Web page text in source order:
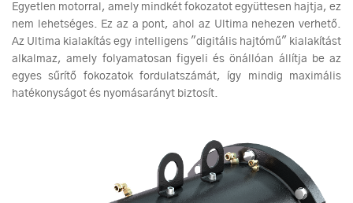
Egyetlen motorral, amely mindkét fokozatot együttesen hajtja, ez
nem lehetséges. Ez az a pont, ahol az Ultima nehezen verhető.
Az Ultima kialakítás egy intelligens "digitális hajtómű" kialakítást
alkalmaz, amely folyamatosan figyeli és önállóan állítja be az
egyes sűrítő fokozatok fordulatszámát, így mindig maximális
hatékonyságot és nyomásarányt biztosít.